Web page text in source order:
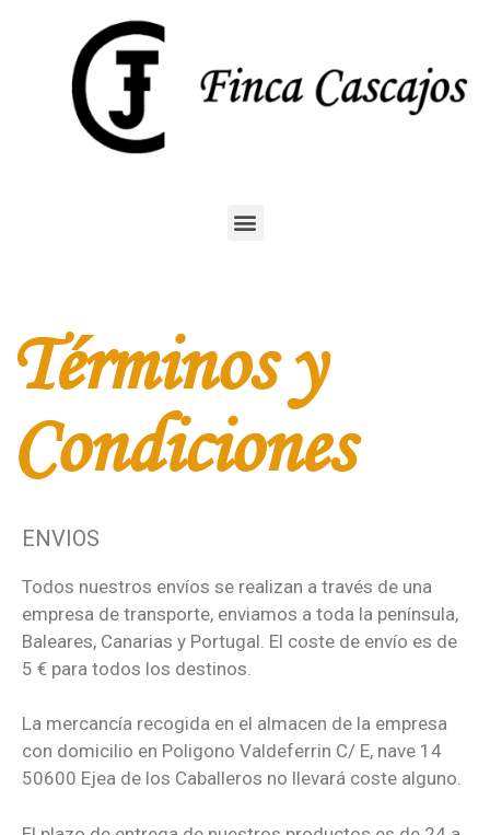
Términos y
Condiciones
ENVIOS
Todos nuestros envíos se realizan a través de una
empresa de transporte, enviamos a toda la península,
Baleares, Canarias y Portugal. El coste de envío es de
5 € para todos los destinos.
La mercancía recogida en el almacen de la empresa
con domicilio en Poligono Valdeferrin C/ E, nave 14
50600 Ejea de los Caballeros no llevará coste alguno.